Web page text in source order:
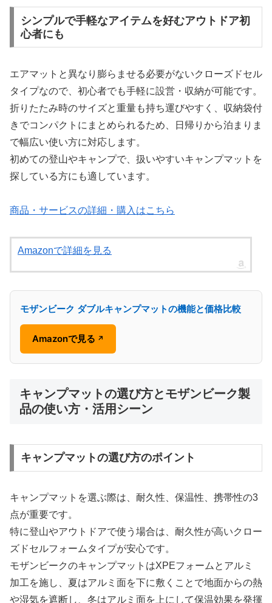
シンプルで手軽なアイテムを好むアウトドア初
心者にも
エアマットと異なり膨らませる必要がないクローズドセル
タイプなので、初心者でも手軽に設営・収納が可能です。
折りたたみ時のサイズと重量も持ち運びやすく、収納袋付
きでコンパクトにまとめられるため、日帰りから泊まりま
で幅広い使い方に対応します。
初めての登山やキャンプで、扱いやすいキャンプマットを
探している方にも適しています。
商品・サービスの詳細・購入はこちら
Amazonで詳細を見る
モザンビーク ダブルキャンプマットの機能と価格比較
Amazonで見る ↗
キャンプマットの選び方とモザンビーク製
品の使い方・活用シーン
キャンプマットの選び方のポイント
キャンプマットを選ぶ際は、耐久性、保温性、携帯性の3
点が重要です。
特に登山やアウトドアで使う場合は、耐久性が高いクロー
ズドセルフォームタイプが安心です。
モザンビークのキャンプマットはXPEフォームとアルミ
加工を施し、夏はアルミ面を下に敷くことで地面からの熱
や湿気を遮断し、冬はアルミ面を上にして保温効果を発揮